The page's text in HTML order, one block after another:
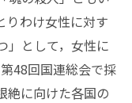
りわけ女性に対す
」として，女性に
48回国連総会で採
絶に向けた各国の